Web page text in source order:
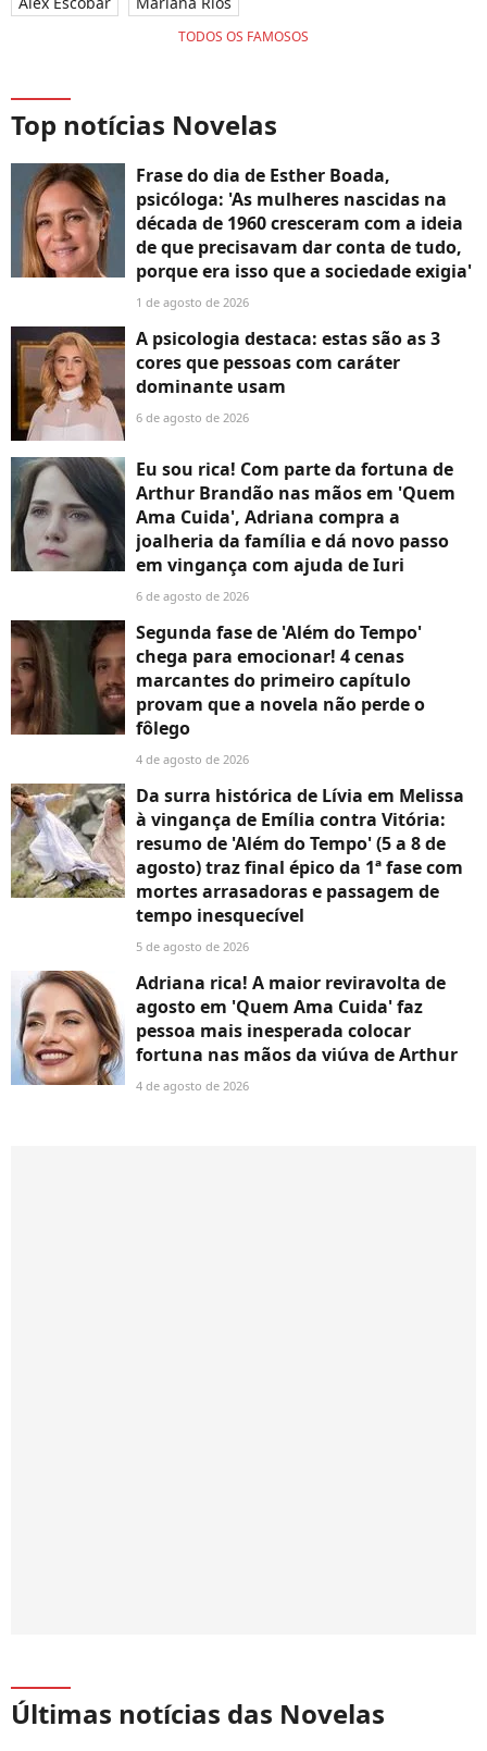
TODOS OS FAMOSOS
Top notícias Novelas
Frase do dia de Esther Boada,
psicóloga: 'As mulheres nascidas na
década de 1960 cresceram com a ideia
de que precisavam dar conta de tudo,
porque era isso que a sociedade exigia'
1 de agosto de 2026
A psicologia destaca: estas são as 3
cores que pessoas com caráter
dominante usam
6 de agosto de 2026
Eu sou rica! Com parte da fortuna de
Arthur Brandão nas mãos em 'Quem
Ama Cuida', Adriana compra a
joalheria da família e dá novo passo
em vingança com ajuda de Iuri
6 de agosto de 2026
Segunda fase de 'Além do Tempo'
chega para emocionar! 4 cenas
marcantes do primeiro capítulo
provam que a novela não perde o
fôlego
4 de agosto de 2026
Da surra histórica de Lívia em Melissa
à vingança de Emília contra Vitória:
resumo de 'Além do Tempo' (5 a 8 de
agosto) traz final épico da 1ª fase com
mortes arrasadoras e passagem de
tempo inesquecível
5 de agosto de 2026
Adriana rica! A maior reviravolta de
agosto em 'Quem Ama Cuida' faz
pessoa mais inesperada colocar
fortuna nas mãos da viúva de Arthur
4 de agosto de 2026
Últimas notícias das Novelas